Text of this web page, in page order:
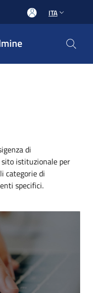
ITA
di
istituzionale per
categorie di
specifici.